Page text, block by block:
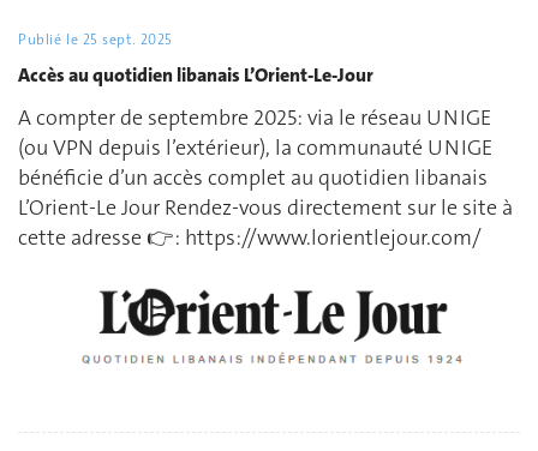
Publié le 25 sept. 2025
Accès au quotidien libanais L’Orient-Le-Jour
A compter de septembre 2025: via le réseau UNIGE
(ou VPN depuis l’extérieur), la communauté UNIGE
bénéficie d’un accès complet au quotidien libanais
L’Orient-Le Jour Rendez-vous directement sur le site à
cette adresse 👉 : https://www.lorientlejour.com/